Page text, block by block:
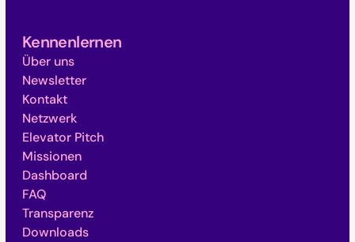
Kennenlernen
Über uns
Newsletter
Kontakt
Netzwerk
Elevator Pitch
Missionen
Dashboard
FAQ
Transparenz
Downloads